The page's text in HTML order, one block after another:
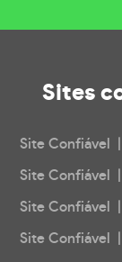
Sites
Site Confiável
Site Confiável
Site Confiável
Site Confiável